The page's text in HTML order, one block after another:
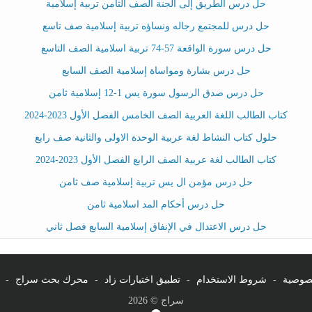
حل درس الطريق إلى الجنة الصف الثامن تربية إسلامية
حل درس للمجتمع رجاله ونساؤه تربية إسلامية صف تاسع
حل درس سورة الواقعة 57-74 تربية اسلامية الصف التاسع
حل درس بشارة ومواساة إسلامية الصف السابع
حل درس صدق الرسول سورة يس 1-12 إسلامية ثامن
كتاب الطالب اللغة العربية الصف الخامس الفصل الأول 2023-2024
حلول كتاب النشاط لغة عربية الوحدة الاولى والثانية صف رابع
كتاب الطالب لغة عربية الصف الرابع الفصل الأول 2023-2024
حل درس مؤمن ال يس تربية إسلامية صف ثامن
حل درس أحكام المد اسلامية ثامن
حل درس الاعتدال في الإنفاق إسلامية السابع فصل ثاني
- شروط الاستخدام - تطبيق اختبارات زاد - محرك بحث سراج -
سراج © 2026